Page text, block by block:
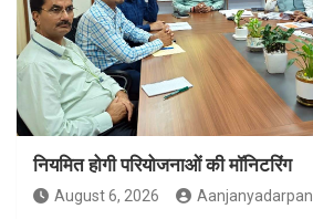
नियमित होगी परियोजनाओं की मॉनिटरिंग
August 6, 2026 Aanjanyadarpan